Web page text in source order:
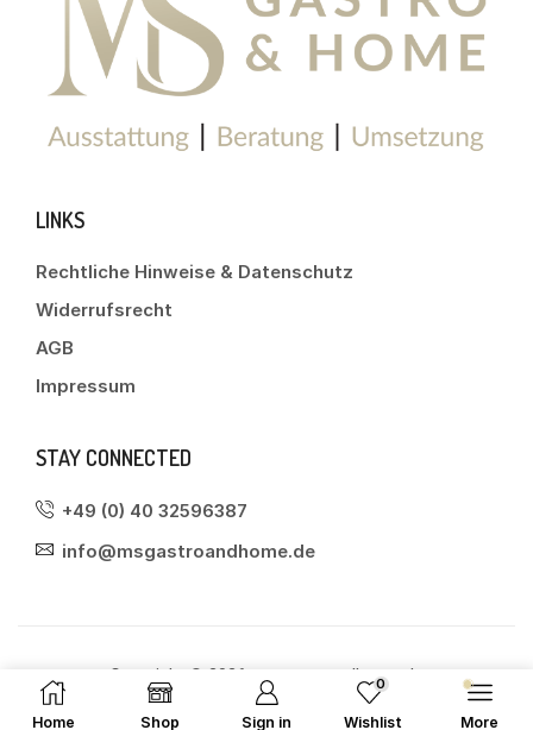
LINKS
Rechtliche Hinweise & Datenschutz
Widerrufsrecht
AGB
Impressum
STAY CONNECTED
+49 (0) 40 32596387
info@msgastroandhome.de
Copyright © 2026 msgastroandhome.de
Home Shop Sign in
0
Wishlist More